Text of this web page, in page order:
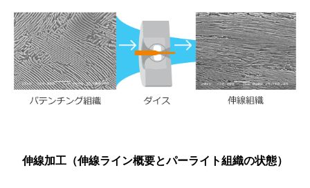
伸線加工（伸線ライン概要とパーライト組織の状態）